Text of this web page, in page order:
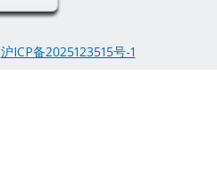
沪ICP备2025123515号-1